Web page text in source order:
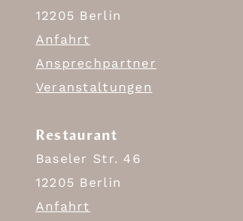
12205 Berlin
Anfahrt
Ansprechpartner
Veranstaltungen
Restaurant
Baseler Str. 46
12205 Berlin
Anfahrt